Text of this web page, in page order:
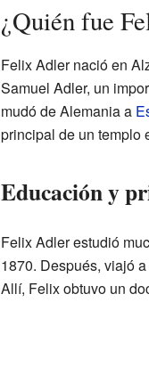
¿Quién fue
Felix Adler nació en
Samuel Adler, un
mudó de Alemania a
principal de un templo
Educación y
Felix Adler estudió
1870. Después, viajó
Allí, Felix obtuvo un